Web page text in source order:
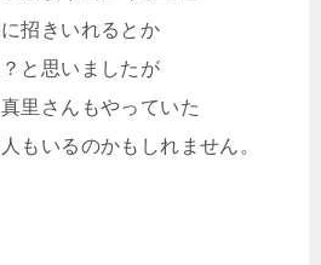
招きいれるとか
と思いましたが
里さんもやっていた
もいるのかもしれません。